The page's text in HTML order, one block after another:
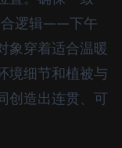
合逻辑——下午
象穿着适合温暖
境细节和植被与
创造出连贯、可